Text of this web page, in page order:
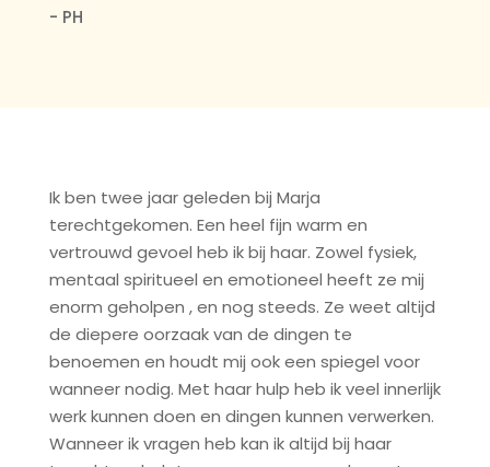
- PH
Ik ben twee jaar geleden bij Marja
terechtgekomen. Een heel fijn warm en
vertrouwd gevoel heb ik bij haar. Zowel fysiek,
mentaal spiritueel en emotioneel heeft ze mij
enorm geholpen , en nog steeds. Ze weet altijd
de diepere oorzaak van de dingen te
benoemen en houdt mij ook een spiegel voor
wanneer nodig. Met haar hulp heb ik veel innerlijk
werk kunnen doen en dingen kunnen verwerken.
Wanneer ik vragen heb kan ik altijd bij haar